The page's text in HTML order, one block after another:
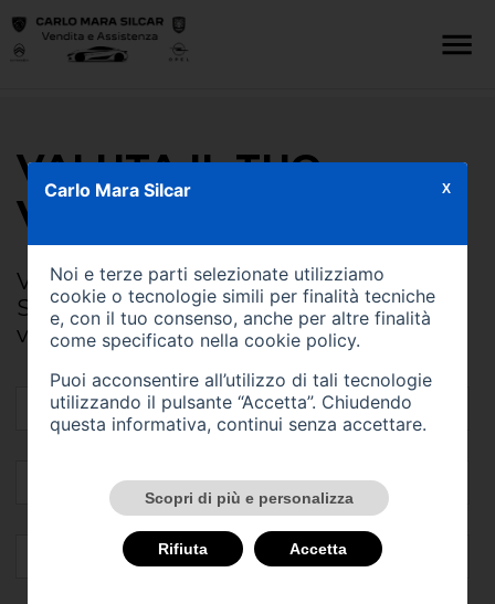
VALUTA IL TUO
VEICOLO
Vuoi vendere la tua auto? Con Carlo Mara
Silcar riceverai una valutazione della tua
vecchia auto compilando il form
Carlo Mara Silcar
Noi e terze parti selezionate utilizziamo
cookie o tecnologie simili per finalità tecniche
e, con il tuo consenso, anche per altre finalità
come specificato nella cookie policy.
Puoi acconsentire all’utilizzo di tali tecnologie
utilizzando il pulsante “Accetta”. Chiudendo
questa informativa, continui senza accettare.
Scopri di più e personalizza
Rifiuta Accetta
X